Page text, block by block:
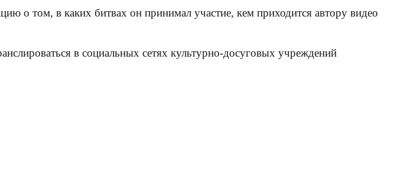
о том, в каких битвах он принимал участие, кем приходится автору видео
в социальных сетях культурно-досуговых учреждений